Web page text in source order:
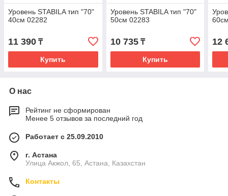
Уровень STABILA тип "70"
40см 02282
11 390 ₸
Купить
Уровень STABILA тип "70"
50см 02283
10 735₸
Купить
12
О нас
Рейтинг не сформирован
Менее 5 отзывов за последний год
Работает с 25.09.2010
г. Астана
Улица Акжол, 65, Астана, Казахстан
Контакты